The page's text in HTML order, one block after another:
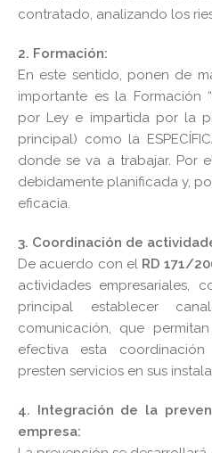
contratado, analizando los
2. Formación:
En este sentido, ponen de
importante es la Formación
por Ley e impartida por la
principal) como la
donde se va a trabajar. Por
debidamente planificada y,
eficacia.
3. Coordinación de
De acuerdo con el RD 171/
actividades empresariales,
principal establecer
comunicación, que
efectiva esta
presten servicios en sus
4. Integración de la
empresa: